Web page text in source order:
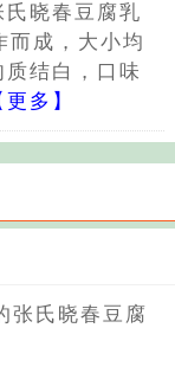
晓春豆腐乳
而成，大小均
结白，口味
更多】
张氏晓春豆腐